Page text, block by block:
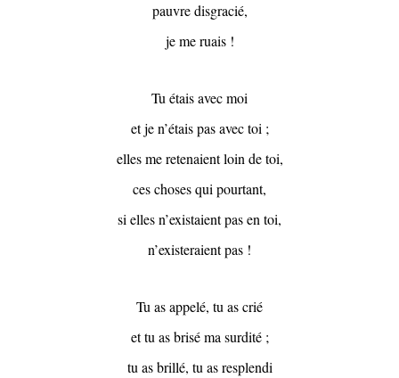
pauvre disgracié,
je me ruais !
Tu étais avec moi
et je n’étais pas avec toi ;
elles me retenaient loin de toi,
ces choses qui pourtant,
si elles n’existaient pas en toi,
n’existeraient pas !
Tu as appelé, tu as crié
et tu as brisé ma surdité ;
tu as brillé, tu as resplendi